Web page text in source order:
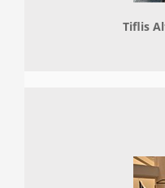
Tiflis